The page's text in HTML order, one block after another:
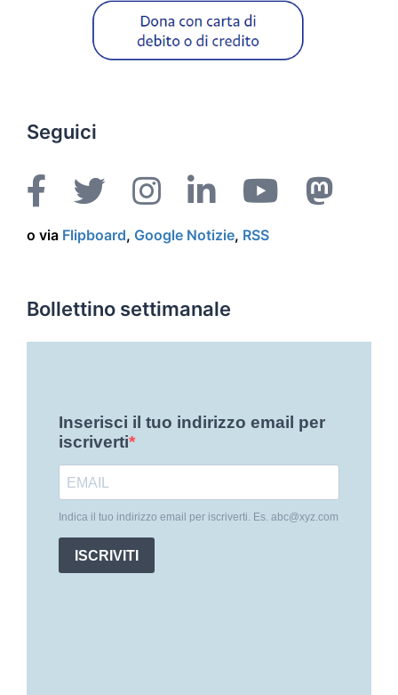
Seguici
o via Flipboard, Google Notizie, RSS
Bollettino settimanale